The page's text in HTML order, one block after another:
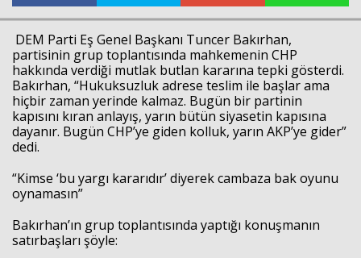
DEM Parti Eş Genel Başkanı Tuncer Bakırhan,
partisinin grup toplantısında mahkemenin CHP
hakkında verdiği mutlak butlan kararına tepki gösterdi.
Bakırhan, “Hukuksuzluk adrese teslim ile başlar ama
hiçbir zaman yerinde kalmaz. Bugün bir partinin
kapısını kıran anlayış, yarın bütün siyasetin kapısına
dayanır. Bugün CHP’ye giden kolluk, yarın AKP’ye gider”
dedi.
“Kimse ‘bu yargı kararıdır’ diyerek cambaza bak oyunu
oynamasın”
Bakırhan’ın grup toplantısında yaptığı konuşmanın
satırbaşları şöyle: